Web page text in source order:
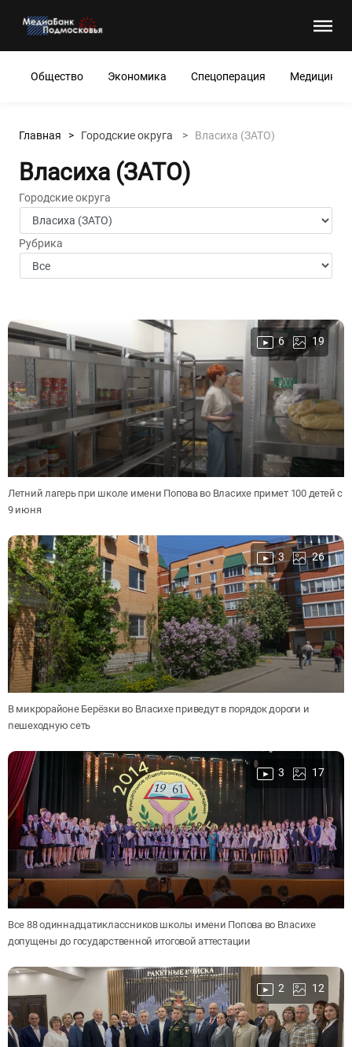
Общество Экономика Спецоперация Медицина
Главная > Городские округа > Власиха (ЗАТО)
Власиха (ЗАТО)
Городские округа
Рубрика
6 19
Летний лагерь при школе имени Попова во Власихе примет 100 детей с
9 июня
3 26
В микрорайоне Берёзки во Власихе приведут в порядок дороги и
пешеходную сеть
3 17
Все 88 одиннадцатиклассников школы имени Попова во Власихе
допущены до государственной итоговой аттестации
2 12